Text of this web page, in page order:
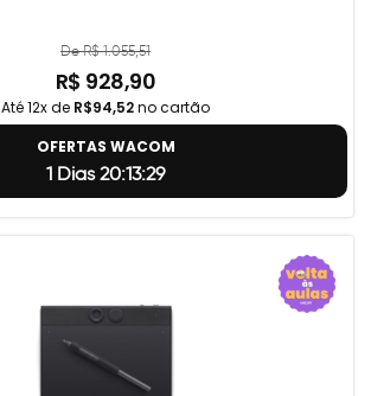
De R$ 1.055,51
R$ 928,90
Até 12x de R$94,52no cartão
OFERTAS WACOM
1 Dias 20:13:28